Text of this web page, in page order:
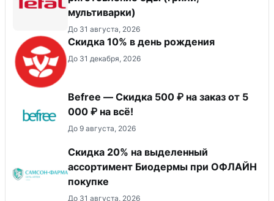
мультиварки)
До 31 августа, 2026
Скидка 10% в день рождения
До 31 декабря, 2026
Befree — Скидка 500 ₽ на заказ от 5
000 ₽ на всё!
До 9 августа, 2026
Скидка 20% на выделенный
ассортимент Биодермы при ОФЛАЙН
покупке
До 31 августа, 2026